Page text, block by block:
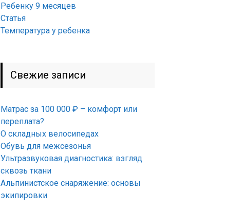
Ребенку 9 месяцев
Статья
Температура у ребенка
Свежие записи
Матрас за 100 000 ₽ – комфорт или
переплата?
О складных велосипедах
Обувь для межсезонья
Ультразвуковая диагностика: взгляд
сквозь ткани
Альпинистское снаряжение: основы
экипировки